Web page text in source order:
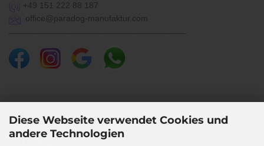
Diese Webseite verwendet Cookies und
andere Technologien
+49 151 222 88 187
office@paradog-manufaktur.com
SICHER BEZAHLEN